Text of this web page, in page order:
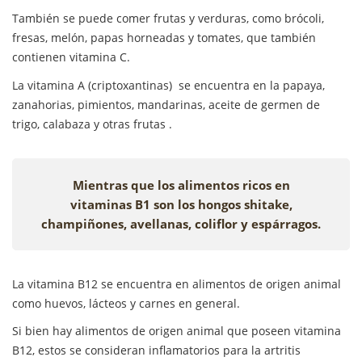
También se puede comer frutas y verduras, como brócoli,
fresas, melón, papas horneadas y tomates, que también
contienen vitamina C.
La vitamina A (criptoxantinas) se encuentra en la papaya,
zanahorias, pimientos, mandarinas, aceite de germen de
trigo, calabaza y otras frutas .
Mientras que los alimentos ricos en
vitaminas B1 son los hongos shitake,
champiñones, avellanas, coliflor y espárragos.
La vitamina B12 se encuentra en alimentos de origen animal
como huevos, lácteos y carnes en general.
Si bien hay alimentos de origen animal que poseen vitamina
B12, estos se consideran inflamatorios para la artritis